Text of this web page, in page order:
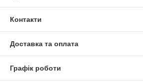
Контакти
Доставка та оплата
Графік роботи